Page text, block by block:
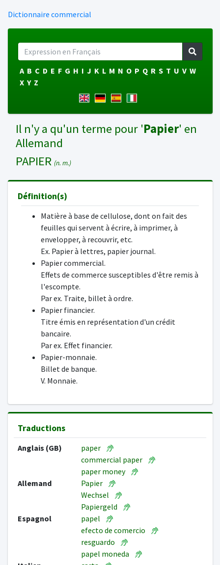
Dictionnaire commercial
A B C D E F G H I J K L M N O P Q R S T U V W
X Y Z
Il n'y a qu'un terme pour 'Papier' en
Allemand
PAPIER (n. m.)
Définition(s)
Matière à base de cellulose, dont on fait des
feuilles qui servent à écrire, à imprimer, à
envelopper, à recouvrir, etc.
Ex. Papier à lettres, papier journal.
Papier commercial.
Effets de commerce susceptibles d'être remis à
l'escompte.
Par ex. Traite, billet à ordre.
Papier financier.
Titre émis en représentation d'un crédit
bancaire.
Par ex. Effet financier.
Papier-monnaie.
Billet de banque.
V. Monnaie.
Traductions
Anglais (GB)
paper
commercial paper
paper money
Allemand
Papier
Wechsel
Papiergeld
Espagnol
papel
efecto de comercio
resguardo
papel moneda